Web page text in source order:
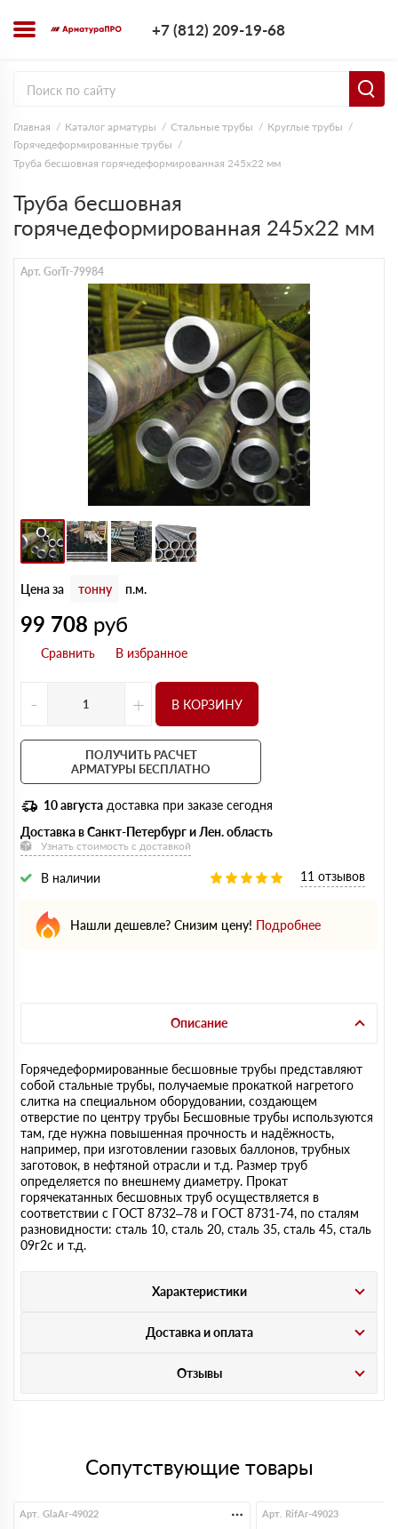
+7 (812) 209-19-68
Главная Каталог арматуры Стальные трубы
Круглые трубы
Горячедеформированные трубы
Труба бесшовная горячедеформированная 245х22 мм
Труба бесшовная
горячедеформированная 245х22 мм
Арт. GorTr-79984
Цена за тонну п.м.
99 708 руб
- + В КОРЗИНУ
ПОЛУЧИТЬ РАСЧЕТ
АРМАТУРЫ БЕСПЛАТНО
10 августа доставка при заказе сегодня
Доставка в Санкт-Петербург и Лен. область
Узнать стоимость с доставкой
В наличии 11 отзывов
Нашли дешевле? Снизим цену! Подробнее
Описание
Горячедеформированные бесшовные трубы представляют
собой стальные трубы, получаемые прокаткой нагретого
слитка на специальном оборудовании, создающем
отверстие по центру трубы Бесшовные трубы используются
там, где нужна повышенная прочность и надёжность,
например, при изготовлении газовых баллонов, трубных
заготовок, в нефтяной отрасли и т.д. Размер труб
определяется по внешнему диаметру. Прокат
горячекатанных бесшовных труб осуществляется в
соответствии с ГОСТ 8732–78 и ГОСТ 8731-74, по сталям
разновидности: сталь 10, сталь 20, сталь 35, сталь 45, сталь
09г2с и т.д.
Характеристики
Доставка и оплата
Отзывы
Сопутствующие товары
Арт. GlaAr-49022 Арт. RifAr-49023